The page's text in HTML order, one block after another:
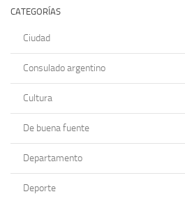
CATEGORÍAS
Ciudad
Consulado argentino
Cultura
De buena fuente
Departamento
Deporte